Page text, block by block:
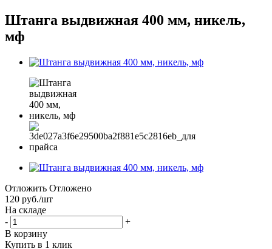
Штанга выдвижная 400 мм, никель,
мф
Отложить Отложено
120 руб./шт
На складе
-
+
В корзину
Купить в 1 клик